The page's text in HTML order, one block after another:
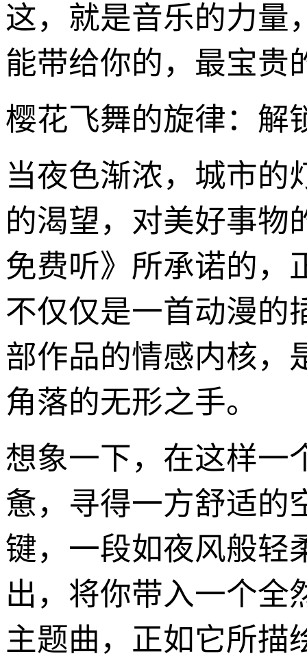
这，就是音乐的力量
能带给你的，最宝贵
樱花飞舞的旋律：解
当夜色渐浓，城市的
的渴望，对美好事物
免费听》所承诺的，
不仅仅是一首动漫的
部作品的情感内核，
角落的无形之手。
想象一下，在这样一
惫，寻得一方舒适的
键，一段如夜风般轻
出，将你带入一个全
主题曲，正如它所描